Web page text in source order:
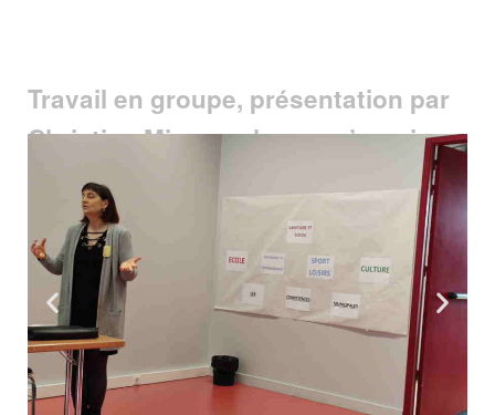
Travail en groupe, présentation par
Christine Minery, chacun s’exprime
et écrit des propositions sur des
papiers collés ensuite par thème.
Chaque proposition est débattue…